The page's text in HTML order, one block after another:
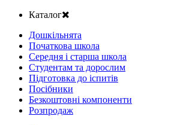
Каталог
Дошкільнята
Початкова школа
Середня і старша школа
Студентам та дорослим
Підготовка до іспитів
Посібники
Безкоштовні компоненти
Розпродаж